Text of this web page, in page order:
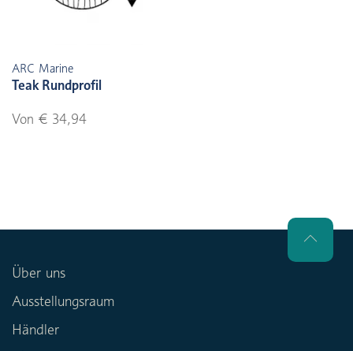
ARC Marine
Teak Rundprofil
Von € 34,94
Über uns
Ausstellungsraum
Händler